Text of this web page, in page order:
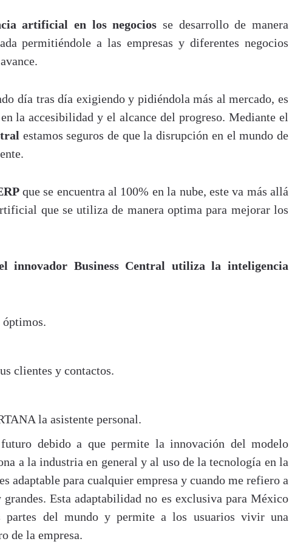
artificial en los negocios se desarrollo de manera
permitiéndole a las empresas y diferentes negocios
día tras día exigiendo y pidiéndola más al mercado, es
la accesibilidad y el alcance del progreso. Mediante el
estamos seguros de que la disrupción en el mundo de
que se encuentra al 100% en la nube, este va más allá
que se utiliza de manera optima para mejorar los
innovador Business Central utiliza la inteligencia
clientes y contactos.
la asistente personal.
debido a que permite la innovación del modelo
a la industria en general y al uso de la tecnología en la
adaptable para cualquier empresa y cuando me refiero a
Esta adaptabilidad no es exclusiva para México
partes del mundo y permite a los usuarios vivir una
de la empresa.